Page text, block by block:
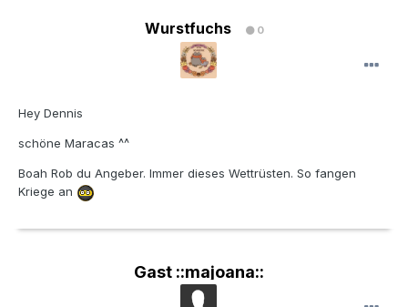
Wurstfuchs 0
Hey Dennis
schöne Maracas ^^
Boah Rob du Angeber. Immer dieses Wettrüsten. So fangen
Kriege an
Gast ::majoana::